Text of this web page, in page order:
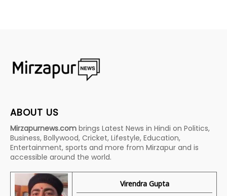
ABOUT US
Mirzapurnews.com brings Latest News in Hindi on Politics,
Business, Bollywood, Cricket, Lifestyle, Education,
Entertainment, sports and more from Mirzapur and is
accessible around the world.
Virendra Gupta